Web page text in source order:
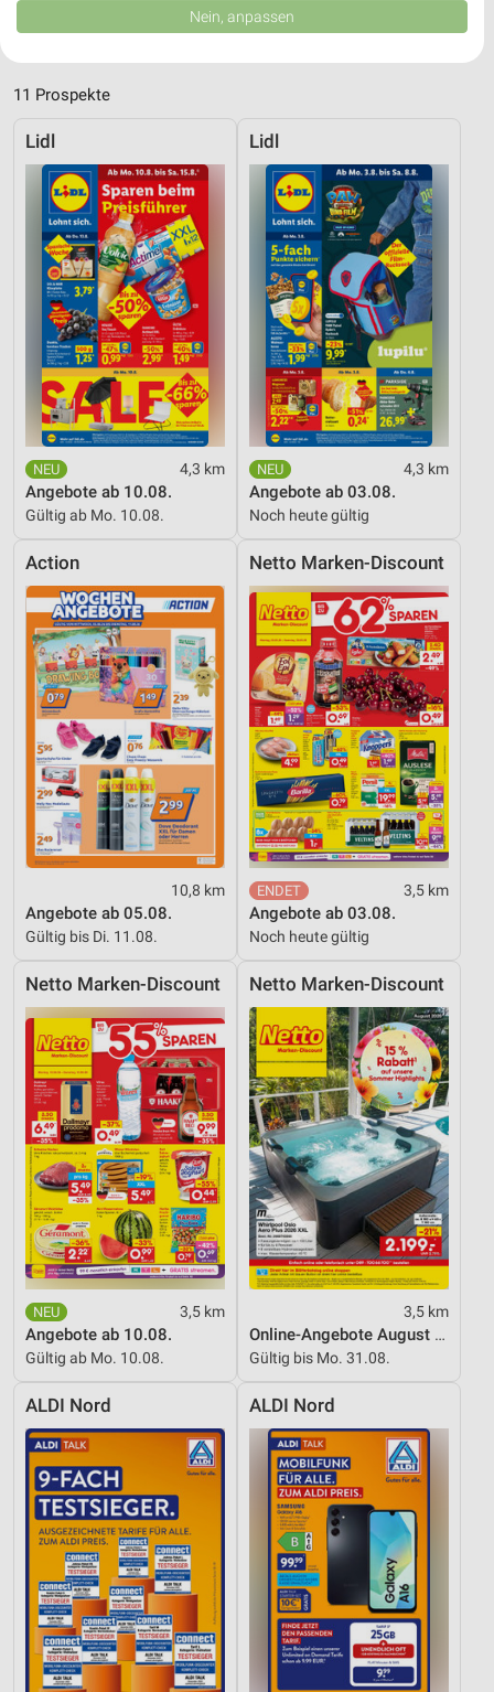
Discounter Angebote und Prospekte für
11 Prospekte
Lidl
4,3 km
Angebote ab 10.08.
Gültig ab Mo. 10.08.
Lidl
4,3 km
Angebote ab 03.08.
Noch heute gültig
Action
10,8 km
Angebote ab 05.08.
Gültig bis Di. 11.08.
Netto Marken-Discount
3,5 km
Angebote ab 03.08.
Noch heute gültig
Netto Marken-Discount
3,5 km
Angebote ab 10.08.
Gültig ab Mo. 10.08.
Netto Marken-Discount
3,5 km
Online-Angebote August 2026
Gültig bis Mo. 31.08.
ALDI Nord ALDI Nord
Daten können außerhalb der Europäischen Union weitergegeben und in die
USA gesendet werden.
Website/App.
Partnerliste anzeigen (1 IAB-Anbieter)
IAB-Verarbeitungszwecke:
Speichern von oder Zugriff auf Informationen
auf einem Endgerät
Verwendung reduzierter Daten zur Auswahl von
Werbeanzeigen
Erstellung von Profilen für personalisierte
Werbung
Verwendung von Profilen zur Auswahl
personalisierter Werbung
Erstellung von Profilen zur Personalisierung
von Inhalten
Verwendung von Profilen zur Auswahl
personalisierter Inhalte
Messung der Werbeleistung
Messung der Performance von Inhalten
Analyse von Zielgruppen durch Statistiken oder
Kombinationen von Daten aus verschiedenen
Quellen
Entwicklung und Verbesserung der Angebote
Verwendung reduzierter Daten zur Auswahl von
Inhalten
IAB-Besonderheiten:
Verwendung genauer Standortdaten
Geräte anhand von aktiv angeforderten
Informationen identifizieren
Nicht-IAB-Verarbeitungszwecke:
Notwendig
Performance
Funktional
Werbung
Nein, anpassen